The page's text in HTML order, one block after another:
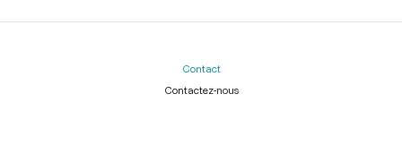
Contact
Contactez-nous